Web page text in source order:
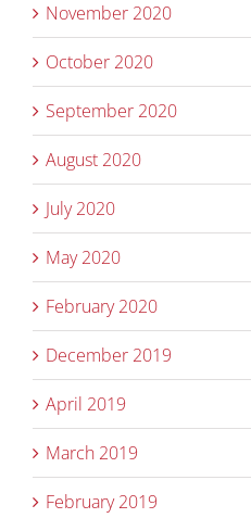
November 2020
October 2020
September 2020
August 2020
July 2020
May 2020
February 2020
December 2019
April 2019
March 2019
February 2019